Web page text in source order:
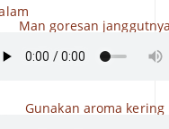
Man goresan
Gunakan aroma kering